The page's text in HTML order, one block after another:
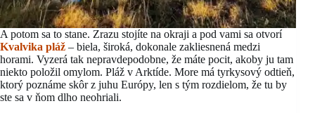
A potom sa to stane. Zrazu stojíte na okraji a pod vami sa otvorí
Kvalvika pláž – biela, široká, dokonale zakliesnená medzi
horami. Vyzerá tak nepravdepodobne, že máte pocit, akoby ju tam
niekto položil omylom. Pláž v Arktíde. More má tyrkysový odtieň,
ktorý poznáme skôr z juhu Európy, len s tým rozdielom, že tu by
ste sa v ňom dlho neohriali.